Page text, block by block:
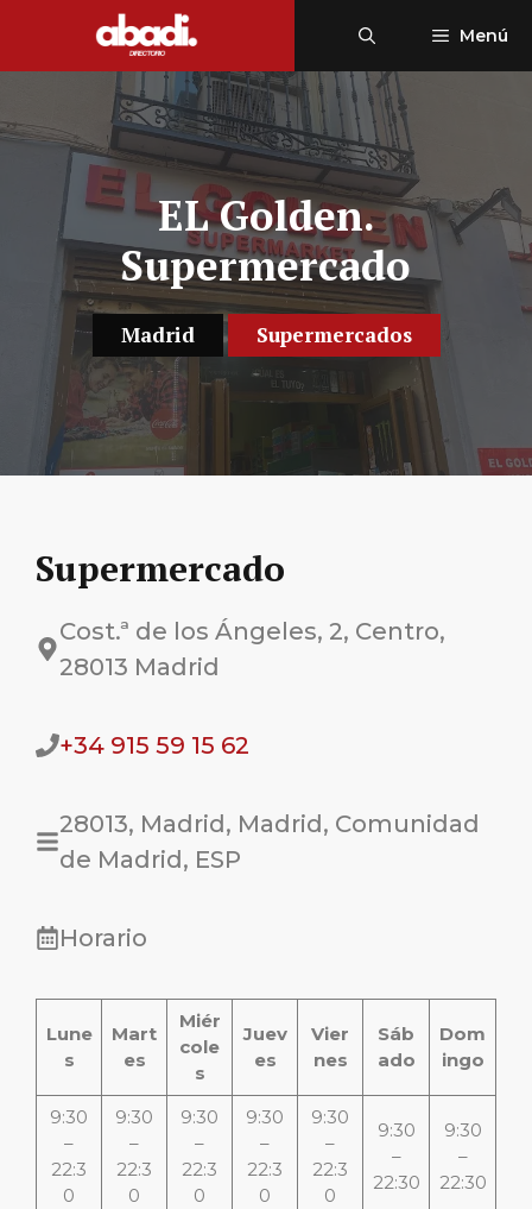
Menú
EL Golden.
Supermercado
Madrid Supermercados
Supermercado
Cost.ª de los Ángeles, 2, Centro,
28013 Madrid
+34 915 59 15 62
28013, Madrid, Madrid, Comunidad
de Madrid, ESP
Horario
Lune
s
Mart
es
Miér
cole
s
Juev
es
Vier
nes
Sáb
ado
Dom
ingo
9:30
–
22:3
0
9:30
–
22:3
0
9:30
–
22:3
0
9:30
–
22:3
0
9:30
–
22:3
0
9:30
–
22:30
9:30
–
22:30